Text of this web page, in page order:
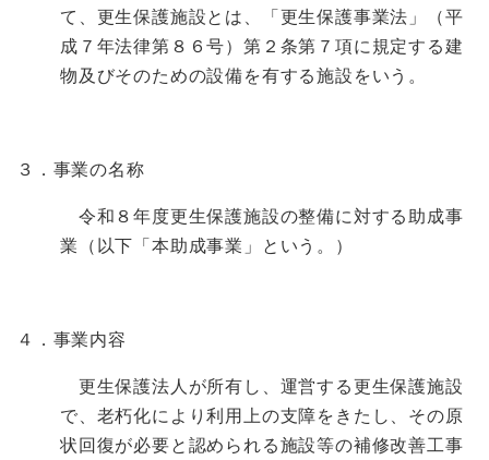
て、更生保護施設とは、「更生保護事業法」（平
成７年法律第８６号）第２条第７項に規定する建
物及びそのための設備を有する施設をいう。
３．事業の名称
令和８年度更生保護施設の整備に対する助成事
業（以下「本助成事業」という。）
４．事業内容
更生保護法人が所有し、運営する更生保護施設
で、老朽化により利用上の支障をきたし、その原
状回復が必要と認められる施設等の補修改善工事